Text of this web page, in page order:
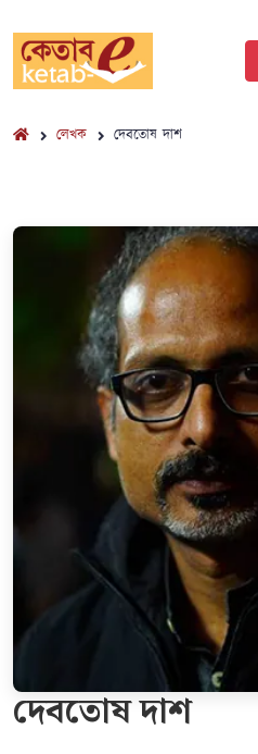
লেখক দেবতোষ দাশ
দেবতোষ দাশ